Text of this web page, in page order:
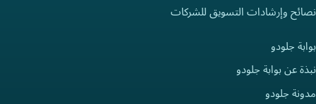
نصائح وإرشادات التسويق للشركات
بوابة جلودو
نبذة عن بوابة جلودو
مدونة جلودو